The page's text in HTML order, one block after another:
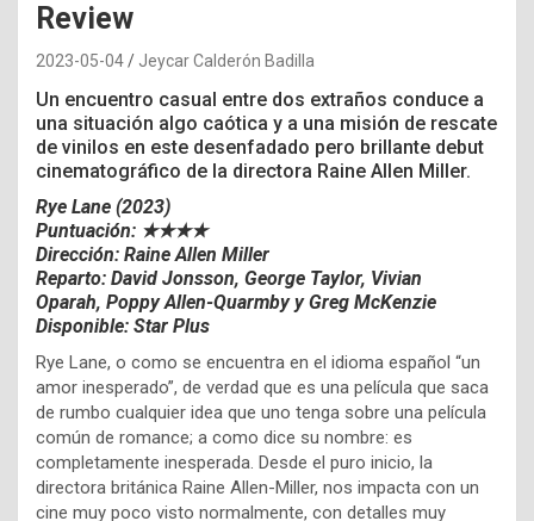
Review
2023-05-04 Jeycar Calderón Badilla
Un encuentro casual entre dos extraños conduce a
una situación algo caótica y a una misión de rescate
de vinilos en este desenfadado pero brillante debut
cinematográfico de la directora Raine Allen Miller.
Rye Lane (2023)
Puntuación: ★★★★
Dirección: Raine Allen Miller
Reparto: David Jonsson, George Taylor, Vivian
Oparah, Poppy Allen-Quarmby yGreg McKenzie
Disponible: Star Plus
Rye Lane, o como se encuentra en el idioma español “un
amor inesperado”, de verdad que es una película que saca
de rumbo cualquier idea que uno tenga sobre una película
común de romance; a como dice su nombre: es
completamente inesperada. Desde el puro inicio, la
directora británica Raine Allen-Miller, nos impacta con un
cine muy poco visto normalmente, con detalles muy